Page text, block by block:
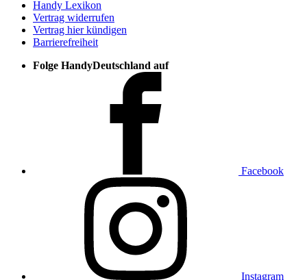
Handy Lexikon
Vertrag widerrufen
Vertrag hier kündigen
Barrierefreiheit
Folge HandyDeutschland auf
Facebook
Instagram